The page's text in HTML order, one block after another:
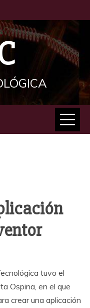
tuvo el
Ospina, en el que
crear una aplicación